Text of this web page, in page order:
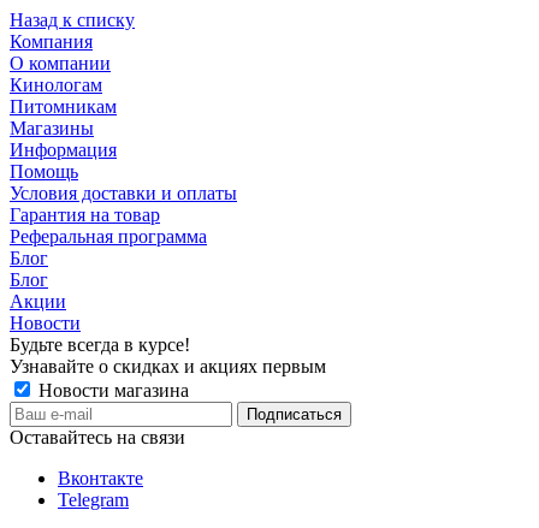
Назад к списку
Компания
О компании
Кинологам
Питомникам
Магазины
Информация
Помощь
Условия доставки и оплаты
Гарантия на товар
Реферальная программа
Блог
Блог
Акции
Новости
Будьте всегда в курсе!
Узнавайте о скидках и акциях первым
Новости магазина
Оставайтесь на связи
Вконтакте
Telegram